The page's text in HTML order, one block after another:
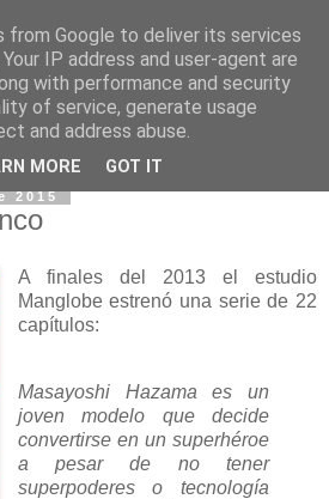
2015
A finales del 2013 el estudio
Manglobe estrenó una serie de 22
capítulos:
Masayoshi Hazama es un
joven modelo que decide
convertirse en un superhéroe
a pesar de no tener
superpoderes o tecnología
from Google to deliver its services
IP address and user-agent are
with performance and security
of service, generate usage
and address abuse.
MORE GOT IT